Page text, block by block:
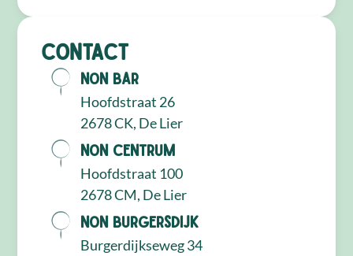
Contact
NON Bar
Hoofdstraat 26
2678 CK, De Lier
NON Centrum
Hoofdstraat 100
2678 CM, De Lier
NON Burgersdijk
Burgerdijkseweg 34